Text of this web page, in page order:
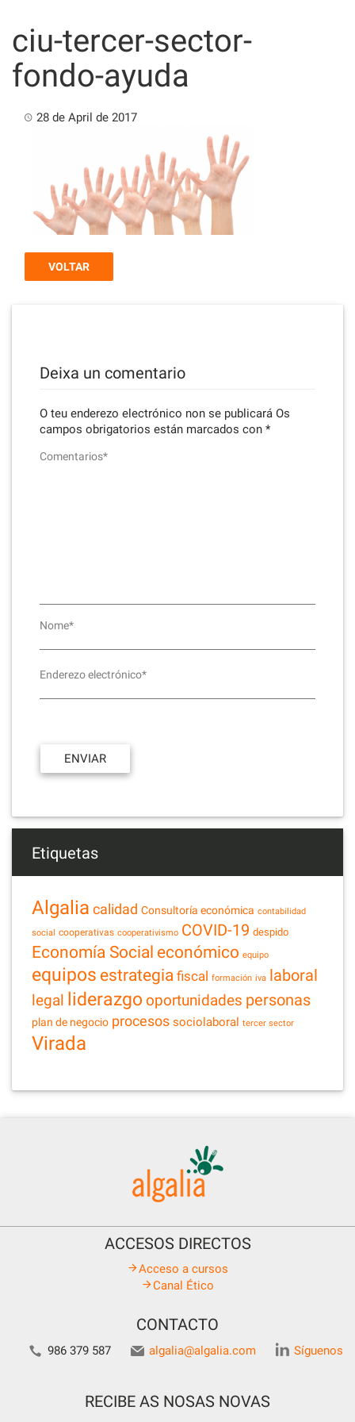
content
ciu-tercer-sector-
fondo-ayuda
28 de April de 2017
VOLTAR
Deixa un comentario
O teu enderezo electrónico non se publicará Os
campos obrigatorios están marcados con *
Comentarios*
Nome*
Enderezo electrónico*
Etiquetas
Algalia calidad Consultoría económica contabilidad
social cooperativas cooperativismo COVID-19 despido
Economía Social económico equipo
equipos estrategia fiscal formación iva laboral
legal liderazgo oportunidades personas
plan de negocio procesos sociolaboral tercer sector
Virada
ACCESOS DIRECTOS
Acceso a cursos
Canal Ético
CONTACTO
986 379 587 algalia@algalia.com Síguenos
RECIBE AS NOSAS NOVAS